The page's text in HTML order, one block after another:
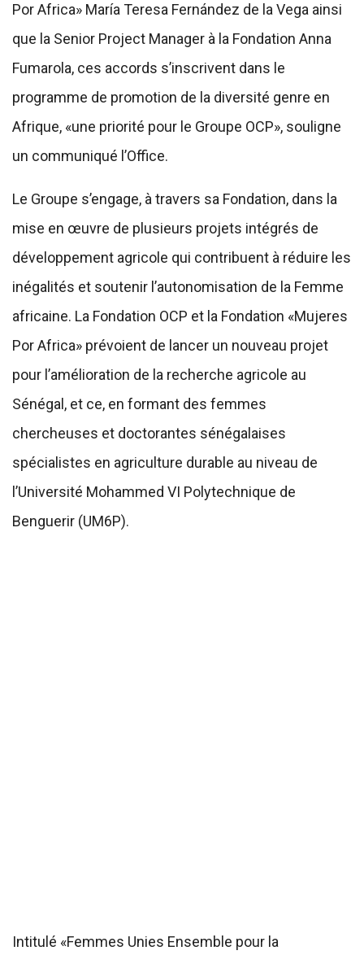
Por Africa» María Teresa Fernández de la Vega ainsi
que la Senior Project Manager à la Fondation Anna
Fumarola, ces accords s’inscrivent dans le
programme de promotion de la diversité genre en
Afrique, «une priorité pour le Groupe OCP», souligne
un communiqué l’Office.
Le Groupe s’engage, à travers sa Fondation, dans la
mise en œuvre de plusieurs projets intégrés de
développement agricole qui contribuent à réduire les
inégalités et soutenir l’autonomisation de la Femme
africaine. La Fondation OCP et la Fondation «Mujeres
Por Africa» prévoient de lancer un nouveau projet
pour l’amélioration de la recherche agricole au
Sénégal, et ce, en formant des femmes
chercheuses et doctorantes sénégalaises
spécialistes en agriculture durable au niveau de
l’Université Mohammed VI Polytechnique de
Benguerir (UM6P).
Intitulé «Femmes Unies Ensemble pour la